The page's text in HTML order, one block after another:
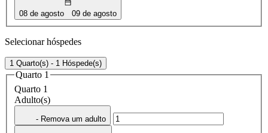
08 de agosto 09 de agosto
Selecionar hóspedes
1 Quarto(s) - 1 Hóspede(s)
Quarto 1
Quarto 1
Adulto(s)
- Remova um adulto